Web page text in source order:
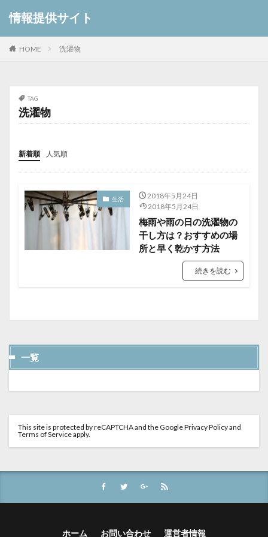
情報提供サイト
HOME 洗濯物
TAG
洗濯物
新着順 人気順
生活
2018年5月24日
2018年5月24日
梅雨や雨の日の洗濯物の
干し方は？おすすめの場
所と早く乾かす方法
続きを読む
一覧
This site is protected by reCAPTCHA and the GooglePrivacy Policyand
Terms of Serviceapply.
ホーム お問い合わせ 運営者情報